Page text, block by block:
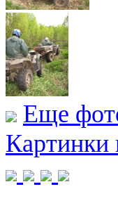
Еще
Картинки